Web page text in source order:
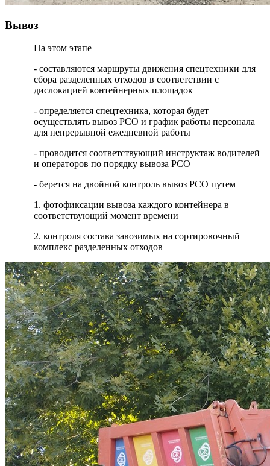
Вывоз
На этом этапе
- составляются маршруты движения спецтехники для
сбора разделенных отходов в соответствии с
дислокацией контейнерных площадок
- определяется спецтехника, которая будет
осуществлять вывоз РСО и график работы персонала
для непрерывной ежедневной работы
- проводится соответствующий инструктаж водителей
и операторов по порядку вывоза РСО
- берется на двойной контроль вывоз РСО путем
1. фотофиксации вывоза каждого контейнера в
соответствующий момент времени
2. контроля состава завозимых на сортировочный
комплекс разделенных отходов